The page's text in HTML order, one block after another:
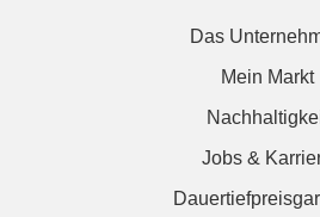
Das
Mein Markt
Jobs &